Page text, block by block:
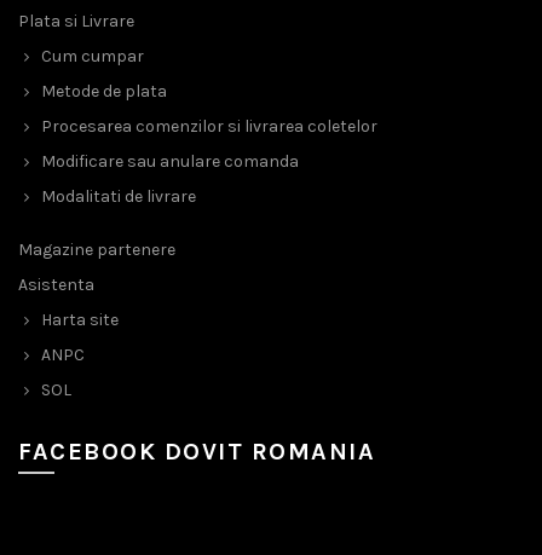
Plata si Livrare
Cum cumpar
Metode de plata
Procesarea comenzilor si livrarea coletelor
Modificare sau anulare comanda
Modalitati de livrare
Magazine partenere
Asistenta
Harta site
ANPC
SOL
FACEBOOK DOVIT ROMANIA